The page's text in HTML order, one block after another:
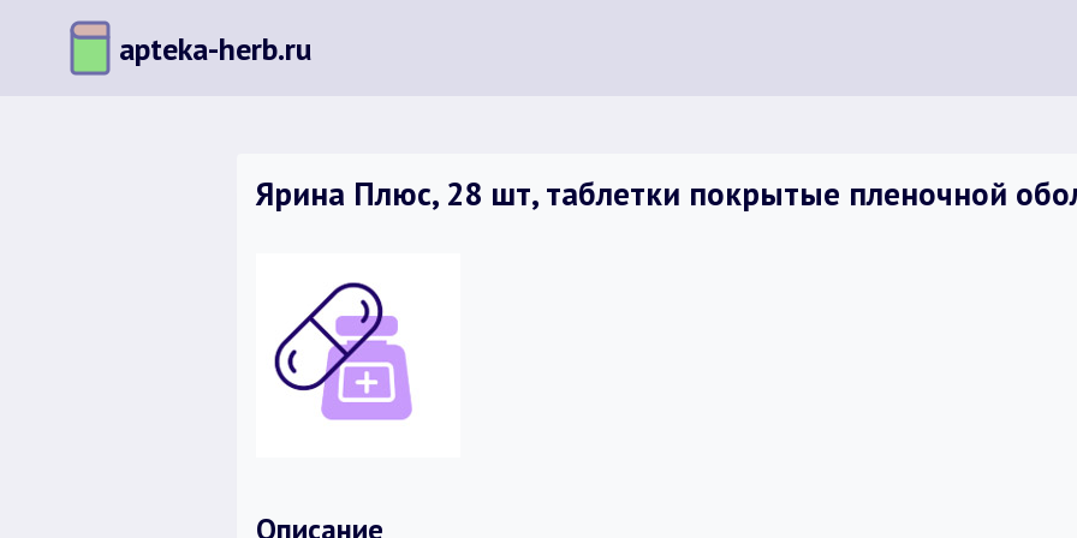
содержимому
apteka-herb.ru
Ярина Плюс, 28 шт, таблетки покрытые пленочной
Описание